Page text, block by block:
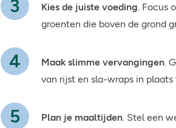
Kies de juiste voeding. Focus
groenten die boven de grond
Maak slimme vervangingen.
van rijst en sla-wraps in plaats
Plan je maaltijden. Stel een